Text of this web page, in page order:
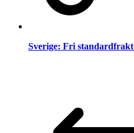
Sverige: Fri standardfrakt